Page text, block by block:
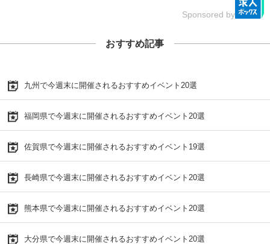
Sponsored by
おすすめ記事
九州で今週末に開催されるおすすめイベント20選
福岡県で今週末に開催されるおすすめイベント20選
佐賀県で今週末に開催されるおすすめイベント19選
長崎県で今週末に開催されるおすすめイベント20選
熊本県で今週末に開催されるおすすめイベント20選
大分県で今週末に開催されるおすすめイベント20選